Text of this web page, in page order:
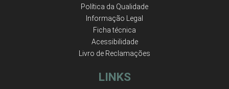
Política da Qualidade
Informação Legal
Ficha técnica
Acessibilidade
Livro de Reclamações
LINKS